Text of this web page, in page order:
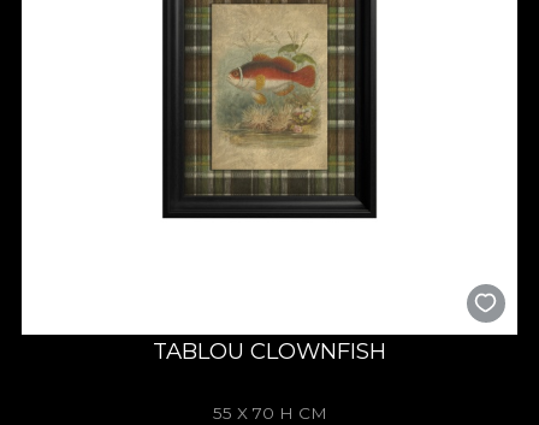
TABLOU CLOWNFISH
55 X 70 H CM